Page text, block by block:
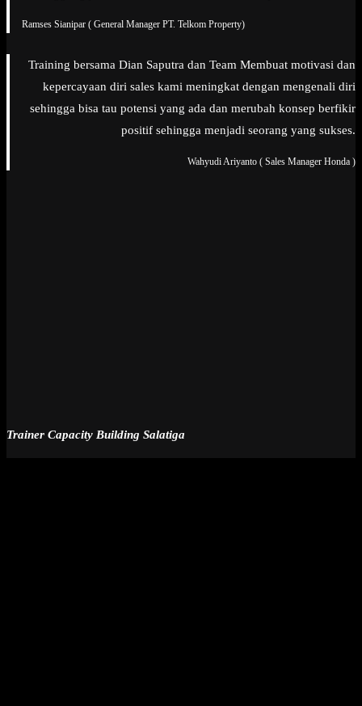
Ramses Sianipar ( General Manager PT. Telkom Property)
Training bersama Dian Saputra dan Team Membuat motivasi dan
kepercayaan diri sales kami meningkat dengan mengenali diri
sehingga bisa tau potensi yang ada dan merubah konsep berfikir
positif sehingga menjadi seorang yang sukses.
Wahyudi Ariyanto ( Sales Manager Honda )
Trainer Capacity Building Salatiga